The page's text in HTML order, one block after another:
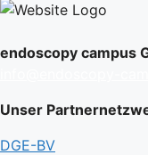
endoscopy campus
Unser
DGE-BV